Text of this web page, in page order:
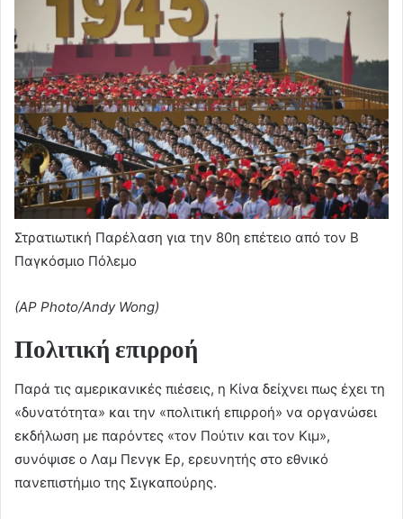
Στρατιωτική Παρέλαση για την 80η επέτειο από τον Β
Παγκόσμιο Πόλεμο
(AP Photo/Andy Wong)
Πολιτική επιρροή
Παρά τις αμερικανικές πιέσεις, η Κίνα δείχνει πως έχει τη
«δυνατότητα» και την «πολιτική επιρροή» να οργανώσει
εκδήλωση με παρόντες «τον Πούτιν και τον Κιμ»,
συνόψισε ο Λαμ Πενγκ Ερ, ερευνητής στο εθνικό
πανεπιστήμιο της Σιγκαπούρης.